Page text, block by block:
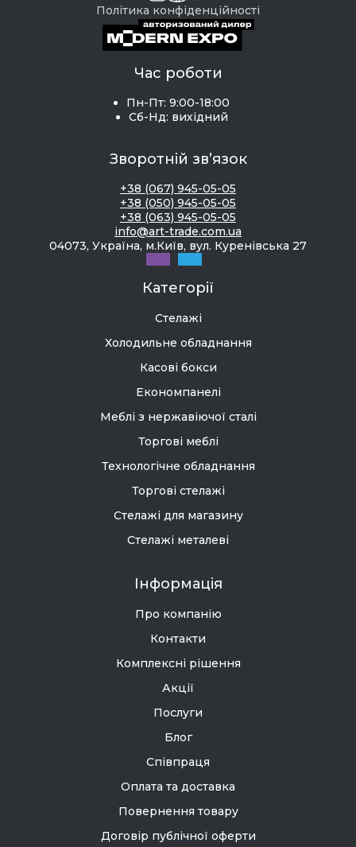
Політика конфіденційності
Час роботи
Пн-Пт: 9:00-18:00
Сб-Нд: вихідний
Зворотній зв’язок
+38 (067) 945-05-05
+38 (050) 945-05-05
+38 (063) 945-05-05
info@art-trade.com.ua
04073, Україна, м.Київ, вул. Куренівська 27
Категорії
Стелажі
Холодильне обладнання
Касові бокси
Економпанелі
Меблі з нержавіючої сталі
Торгові меблі
Технологічне обладнання
Торгові стелажі
Стелажі для магазину
Стелажі металеві
Інформація
Про компанію
Контакти
Комплексні рішення
Акції
Послуги
Блог
Співпраця
Оплата та доставка
Повернення товару
Договір публічної оферти